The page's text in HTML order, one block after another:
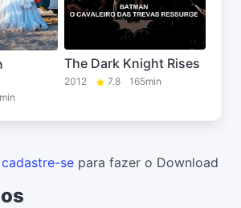
The Dark Knight Rises
2012 7.8 165min
cadastre-se para fazer o Download